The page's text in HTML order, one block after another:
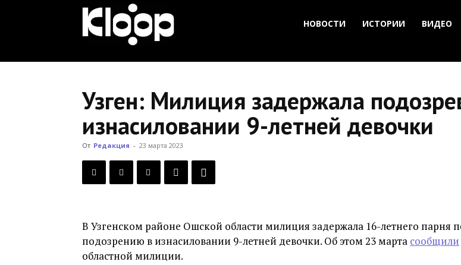
Кыргызстана
НОВОСТИ ИСТОРИИ ВИДЕО
Узген: Милиция задержала
изнасиловании 9-летней девочки
От Редакция - 23 марта 2023
В Узгенском районе Ошской области милиция задержала 16-летнего парня
подозрению в изнасиловании 9-летней девочки. Об этом 23 марта сообщили
областной милиции.